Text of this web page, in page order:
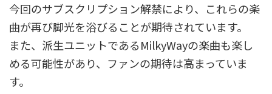
今回のサブスクリプション解禁により、これらの楽
曲が再び脚光を浴びることが期待されています。
また、派生ユニットであるMilkyWayの楽曲も楽し
める可能性があり、ファンの期待は高まっていま
す。